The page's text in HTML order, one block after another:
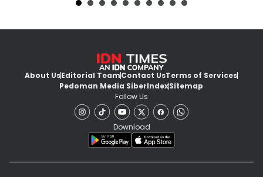
About UsEditorial TeamContact UsTerms of Services
Pedoman Media SiberIndexSitemap
Follow Us
Download